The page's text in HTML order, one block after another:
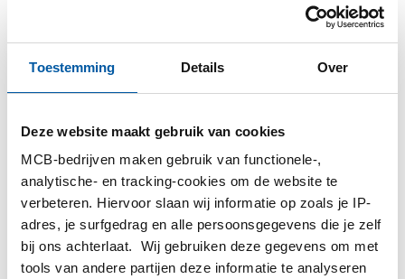
Toestemming Details Over
Deze website maakt gebruik van cookies
MCB-bedrijven maken gebruik van functionele-,
analytische- en tracking-cookies om de website te
verbeteren. Hiervoor slaan wij informatie op zoals je IP-
adres, je surfgedrag en alle persoonsgegevens die je zelf
bij ons achterlaat. Wij gebruiken deze gegevens om met
tools van andere partijen deze informatie te analyseren
verbeteringen werden zo namelijk altijd centraal vanuit het
HET VERBETERCAFÉ VERBETERT
De mensen van het Improvement Café bouwden via scholing
aanpakt. Intussen werd het tijd om het tandwiel onder ‘continu
verbeteren’ (de plan-do-check-act cirkel) op het Improvement
Café zelf toe te passen. Hoe doen we het eigenlijk en wat
kan er beter? Hier is een andere insteek van de werking van
het Improvement Café uitgerold. Kelsey: “We willen een
breder rendement hebben binnen processen en
meebewegen met de prioriteiten van MCB. In dat kader